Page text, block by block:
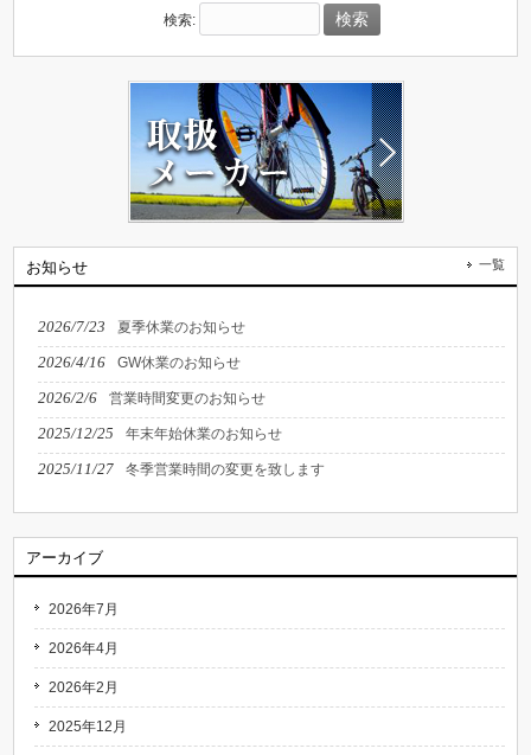
検索:
お知らせ 一覧
2026/7/23 夏季休業のお知らせ
2026/4/16 GW休業のお知らせ
2026/2/6 営業時間変更のお知らせ
2025/12/25 年末年始休業のお知らせ
2025/11/27 冬季営業時間の変更を致します
アーカイブ
2026年7月
2026年4月
2026年2月
2025年12月